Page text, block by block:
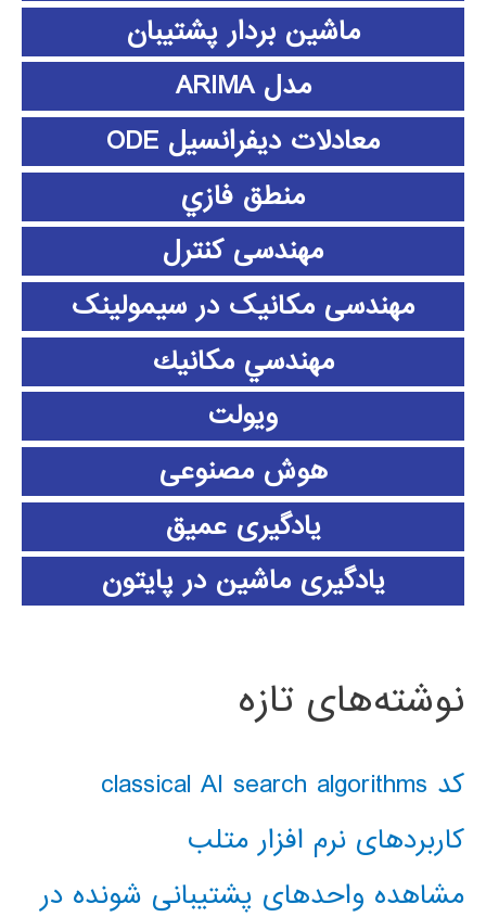
ماشین بردار پشتیبان
مدل ARIMA
معادلات دیفرانسیل ODE
منطق فازي
مهندسی کنترل
مهندسی مکانیک در سیمولینک
مهندسي مكانيك
ویولت
هوش مصنوعی
یادگیری عمیق
یادگیری ماشین در پایتون
نوشته‌های تازه
کد classical AI search algorithms
کاربردهای نرم افزار متلب
مشاهده واحدهای پشتیبانی شونده در